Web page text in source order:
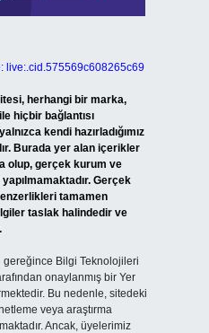
live:.cid.575569c608265c69
herhangi bir marka,
hiçbir bağlantısı
kendi hazırladığımız
Burada yer alan içerikler
olup, gerçek kurum ve
Gerçek
tamamen
taslak halindedir ve
gereğince Bilgi Teknolojileri
onaylanmış bir Yer
Bu nedenle, sitedeki
veya araştırma
Ancak, üyelerimiz